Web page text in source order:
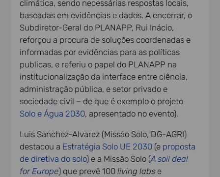
climática, sendo necessárias respostas locais,
baseadas em evidências e dados. A encerrar, o
Subdiretor-Geral do PLANAPP, Rui Inácio,
reforçou a procura de soluções coordenadas e
informadas por evidências para as políticas
publicas, e referiu o papel do PLANAPP na
institucionalização da interface entre ciência,
administração pública, e setor privado e
sociedade civil – de que é exemplo o projeto
Solo e Água 2030, apresentado no evento).
Luis Sanchez-Alvarez (Missão Solo, DG-AGRI)
destacou a Estratégia Solo UE 2030 (e proposta
de diretiva do solo) e a Missão Solo (A soil deal
for Europe) que prevê 100living labs e